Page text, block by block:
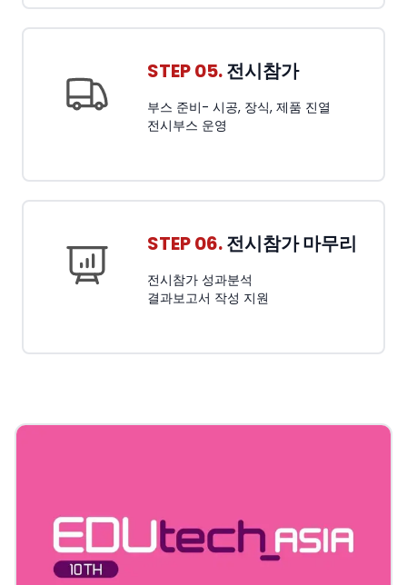
STEP 05.전시참가
부스 준비- 시공, 장식, 제품 진열
전시부스 운영
STEP 06.전시참가 마무리
전시참가 성과분석
결과보고서 작성 지원